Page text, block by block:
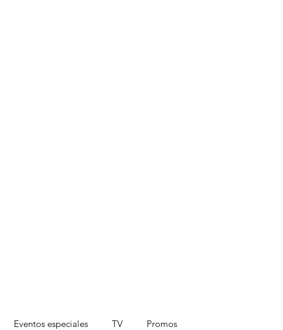
Eventos especiales TV Promos